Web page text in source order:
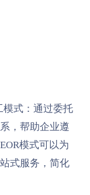
模式：通过委托
，帮助企业遵
模式可以为
式服务，简化